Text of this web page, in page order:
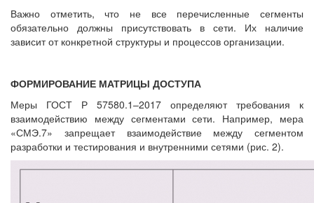
Важно отметить, что не все перечисленные сегменты
обязательно должны присутствовать в сети. Их наличие
зависит от конкретной структуры и процессов организации.
ФОРМИРОВАНИЕ МАТРИЦЫ ДОСТУПА
Меры ГОСТ Р 57580.1–2017 определяют требования к
взаимодействию между сегментами сети. Например, мера
«СМЭ.7» запрещает взаимодействие между сегментом
разработки и тестирования и внутренними сетями (рис. 2).